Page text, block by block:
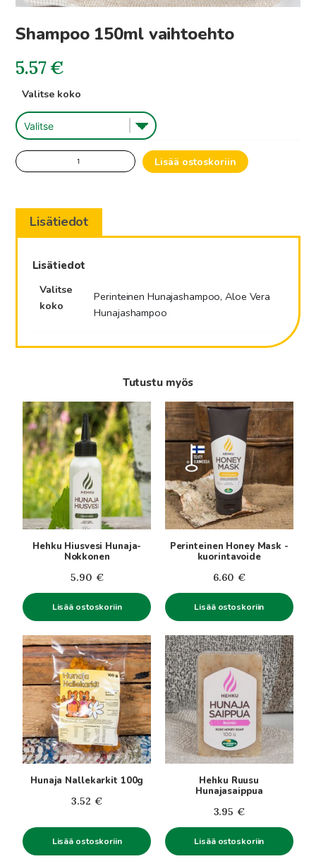
Shampoo 150ml vaihtoehto
5.57€
Valitse koko
Shampoo
150ml
määrä
Lisää ostoskoriin
Lisätiedot
Lisätiedot
Valitse
koko
Perinteinen Hunajashampoo, Aloe Vera
Hunajashampoo
Tutustu myös
Hehku Hiusvesi Hunaja-
Nokkonen
5.90 €
Lisää ostoskoriin
Perinteinen Honey Mask -
kuorintavoide
6.60 €
Lisää ostoskoriin
Hunaja Nallekarkit 100g
3.52 €
Lisää ostoskoriin
Hehku Ruusu
Hunajasaippua
3.95 €
Lisää ostoskoriin